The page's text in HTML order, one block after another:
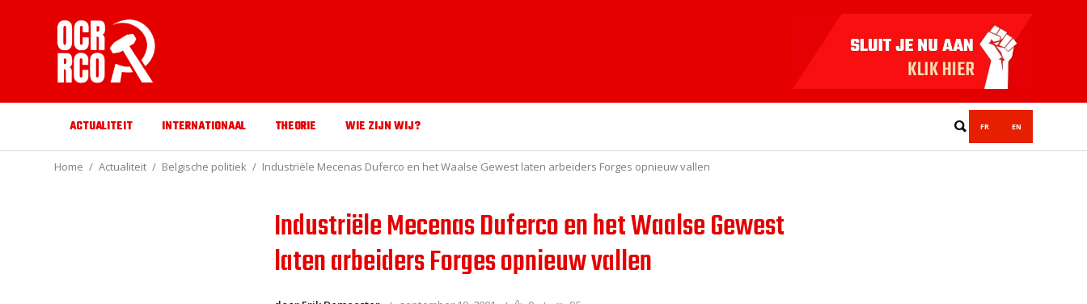
ACTUALITEIT INTERNATIONAAL THEORIE WIE ZIJN WIJ? FR EN
Home Actualiteit Belgische politiek Industriële Mecenas Duferco en het Waalse Gewest laten arbeiders Forges opnieuw vallen
Industriële Mecenas Duferco en het Waalse Gewest
laten arbeiders Forges opnieuw vallen